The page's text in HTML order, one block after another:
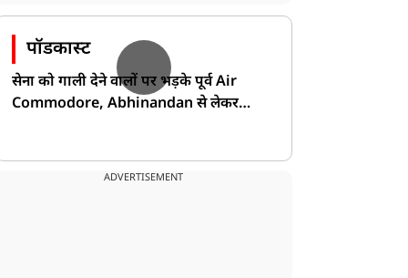
पॉडकास्ट
सेना को गाली देने वालों पर भड़के पूर्व Air
Commodore, Abhinandan से लेकर
ADVERTISEMENT